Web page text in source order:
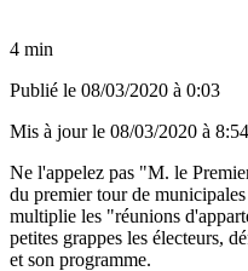
4 min
Publié le 08/03/2020 à 0:03
Mis à jour le 08/03/2020 à 8:54
Ne l'appelez pas "M. le
du premier tour de
multiplie les "réunions
petites grappes les électeurs,
et son programme.